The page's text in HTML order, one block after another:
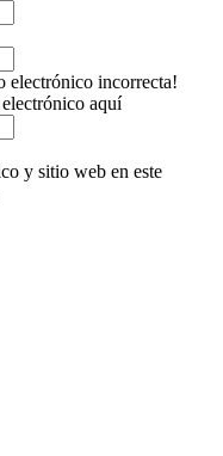
electrónico incorrecta!
aquí
y sitio web en este